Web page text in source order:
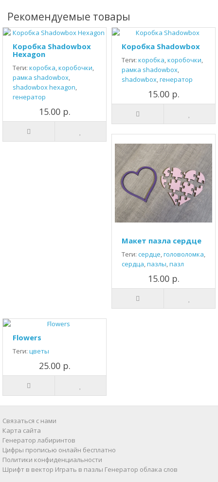
Рекомендуемые товары
Коробка Shadowbox
Hexagon
Теги: коробка,коробочки,
рамка shadowbox,
shadowbox hexagon,
генератор
15.00 р.
Коробка Shadowbox
Теги: коробка,коробочки,
рамка shadowbox,
shadowbox,генератор
15.00 р.
Макет пазла сердце
Теги: сердце,головоломка,
сердца,пазлы,пазл
15.00 р.
Flowers
Теги: цветы
25.00 р.
Связаться с нами
Карта сайта
Генератор лабиринтов
Цифры прописью онлайн бесплатно
Политики конфиденциальности
Шрифт в вектор Играть в пазлы Генератор облака слов